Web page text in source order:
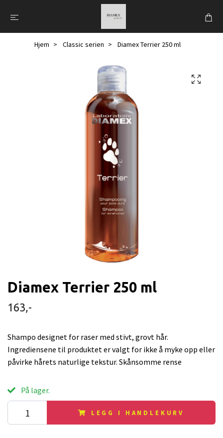
Hjem Classic serien Diamex Terrier 250 ml
Diamex Terrier 250 ml
163,-
Shampo designet for raser med stivt, grovt hår.
Ingrediensene til produktet er valgt for ikke å myke opp eller
påvirke hårets naturlige tekstur. Skånsomme rense
På lager.
LEGG I HANDLEKURV